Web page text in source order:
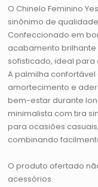
O Chinelo Feminino
sinônimo de
Confeccionado em
acabamento
sofisticado, ideal
A palmilha
amortecimento e
bem-estar durante
minimalista com tira
para ocasiões
combinando
O produto ofertado
acessórios.